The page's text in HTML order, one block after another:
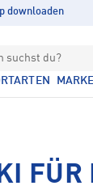
downloaden
suchst du?